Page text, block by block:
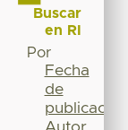
Buscar
en RI
Por
Fecha
de
publicación